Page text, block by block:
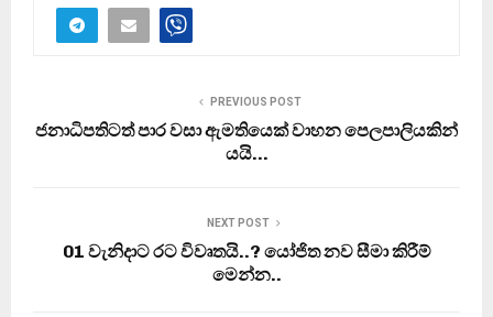
PREVIOUS POST
ජනාධිපතිටත් පාර වසා ඇමතියෙක් වාහන පෙලපාලියකින්
යයි…
NEXT POST
01 වැනිදාට රට විවෘතයි..? යෝජිත නව සීමා කිරීම්
මෙන්න..